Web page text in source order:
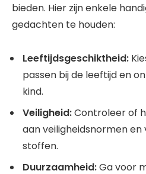
bieden. Hier zijn enkele
gedachten te houden:
Leeftijdsgeschiktheid:
passen bij de leeftijd en
kind.
Veiligheid:Controleer of
aan veiligheidsnormen en
stoffen.
Duurzaamheid:Ga voor